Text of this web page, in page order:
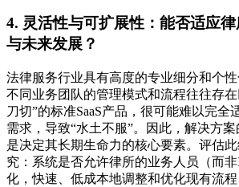
4. 灵活性与可扩展性：能否适应
与未来发展？
法律服务行业具有高度的专业细分和个性
不同业务团队的管理模式和流程往往存
刀切”的标准SaaS产品，很可能难以完全
需求，导致“水土不服”。因此，解决方
是决定其长期生命力的核心要素。评估
究：系统是否允许律所的业务人员（而
化，快速、低成本地调整和优化现有流